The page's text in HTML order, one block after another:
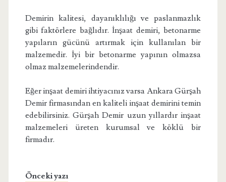
Demirin kalitesi, dayanıklılığı ve paslanmazlık
gibi faktörlere bağlıdır. İnşaat demiri, betonarme
yapıların gücünü artırmak için kullanılan bir
malzemedir. İyi bir betonarme yapının olmazsa
olmaz malzemelerindendir.
Eğer inşaat demiri ihtiyacınız varsa Ankara Gürşah
Demir firmasından en kaliteli inşaat demirini temin
edebilirsiniz. Gürşah Demir uzun yıllardır inşaat
malzemeleri üreten kurumsal ve köklü bir
firmadır.
Önceki yazı